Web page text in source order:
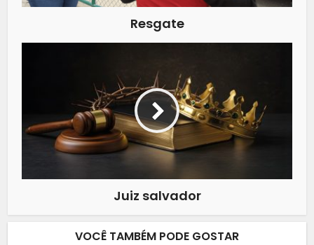
Resgate
Juiz salvador
VOCÊ TAMBÉM PODE GOSTAR